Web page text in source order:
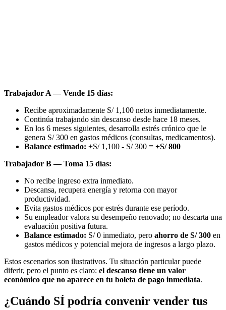
Trabajador A — Vende 15 días:
Recibe aproximadamente S/ 1,100 netos inmediatamente.
Continúa trabajando sin descanso desde hace 18 meses.
En los 6 meses siguientes, desarrolla estrés crónico que le
genera S/ 300 en gastos médicos (consultas, medicamentos).
Balance estimado: +S/ 1,100 - S/ 300 = +S/ 800
Trabajador B — Toma 15 días:
No recibe ingreso extra inmediato.
Descansa, recupera energía y retorna con mayor
productividad.
Evita gastos médicos por estrés durante ese período.
Su empleador valora su desempeño renovado; no descarta una
evaluación positiva futura.
Balance estimado: S/ 0 inmediato, pero ahorro de S/ 300 en
gastos médicos y potencial mejora de ingresos a largo plazo.
Estos escenarios son ilustrativos. Tu situación particular puede
diferir, pero el punto es claro: el descanso tiene un valor
económico que no aparece en tu boleta de pago inmediata.
¿Cuándo SÍ podría convenir vender tus